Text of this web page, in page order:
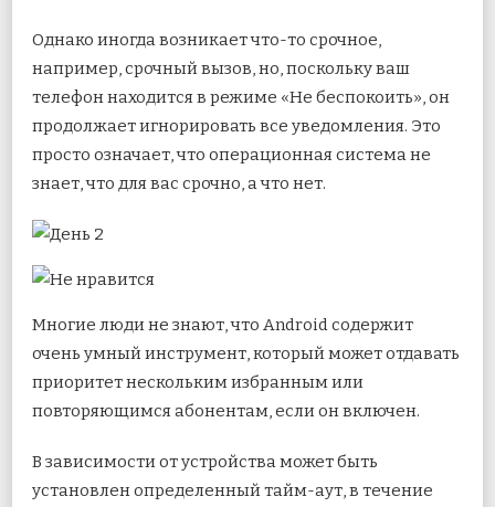
Однако иногда возникает что-то срочное,
например, срочный вызов, но, поскольку ваш
телефон находится в режиме «Не беспокоить», он
продолжает игнорировать все уведомления. Это
просто означает, что операционная система не
знает, что для вас срочно, а что нет.
Многие люди не знают, что Android содержит
очень умный инструмент, который может отдавать
приоритет нескольким избранным или
повторяющимся абонентам, если он включен.
В зависимости от устройства может быть
установлен определенный тайм-аут, в течение